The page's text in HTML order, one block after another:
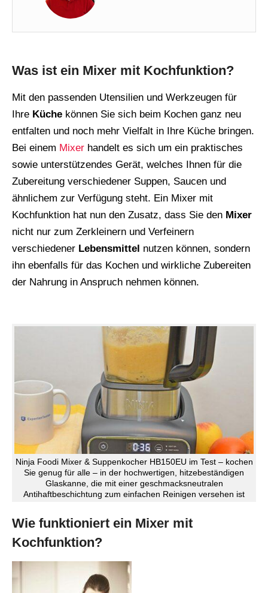
Was ist ein Mixer mit Kochfunktion?
Mit den passenden Utensilien und Werkzeugen für
Ihre Küche können Sie sich beim Kochen ganz neu
entfalten und noch mehr Vielfalt in Ihre Küche bringen.
Bei einem Mixer handelt es sich um ein praktisches
sowie unterstützendes Gerät, welches Ihnen für die
Zubereitung verschiedener Suppen, Saucen und
ähnlichem zur Verfügung steht. Ein Mixer mit
Kochfunktion hat nun den Zusatz, dass Sie den Mixer
nicht nur zum Zerkleinern und Verfeinern
verschiedener Lebensmittel nutzen können, sondern
ihn ebenfalls für das Kochen und wirkliche Zubereiten
der Nahrung in Anspruch nehmen können.
Ninja Foodi Mixer & Suppenkocher HB150EU im Test – kochen
Sie genug für alle – in der hochwertigen, hitzebeständigen
Glaskanne, die mit einer geschmacksneutralen
Antihaftbeschichtung zum einfachen Reinigen versehen ist
Wie funktioniert ein Mixer mit
Kochfunktion?